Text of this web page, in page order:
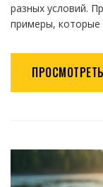
разных условий.
примеры, которые